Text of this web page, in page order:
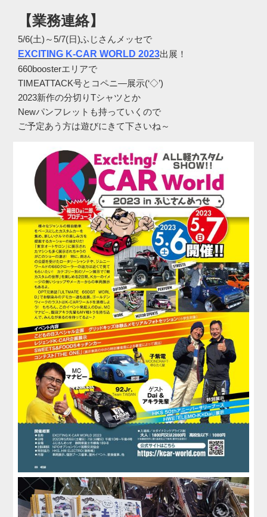
【業務連絡】
5/6(土)～5/7(日)ふじさんメッセで
EXCITING K-CAR WORLD 2023出展！
660boosterエリアで
TIMEATTACK号とコペニ―展示(‘◇’)ゞ
2023新作の分切りTシャツとか
Newパンフレットも持っていくので
ご予定あう方は遊びにきて下さいね～